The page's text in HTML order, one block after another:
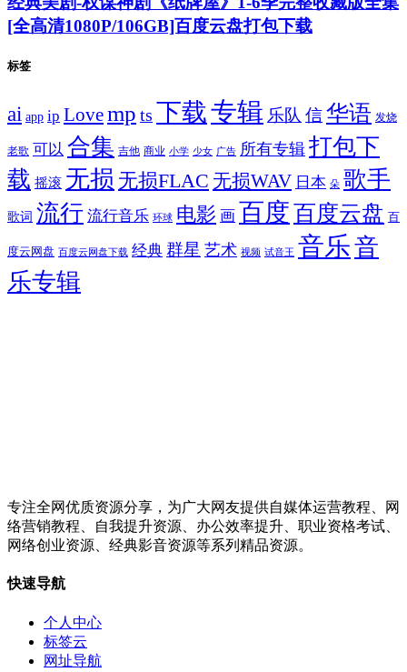
[全高清1080P/106GB]百度云盘打包下载
标签
ai app ip Lovemp ts 下载专辑 乐队 信华语 发烧
老歌 可以 合集 吉他 商业 小学 少女 广告 所有专辑 打包下
载 摇滚 无损 无损FLAC 无损WAV 日本 朵 歌手
歌词 流行 流行音乐 环球 电影 画 百度百度云盘 百
度云网盘 百度云网盘下载 经典 群星 艺术 视频 试音王 音乐音
乐专辑
专注全网优质资源分享，为广大网友提供自媒体运营教程、网
络营销教程、自我提升资源、办公效率提升、职业资格考试、
网络创业资源、经典影音资源等系列精品资源。
快速导航
个人中心
标签云
网址导航